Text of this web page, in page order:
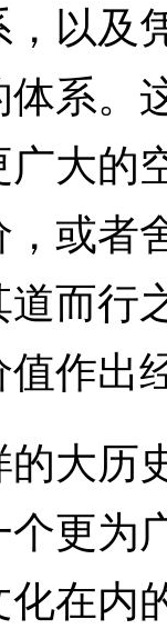
以及
系。
大的
或者
而行
作出
历
更为
在内